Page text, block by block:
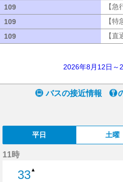
109
【
109
【
109
【
2026年8月12日～
バスの接近情報
平日 土曜
11時
33▲